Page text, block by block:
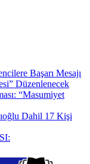
Başarı Mesajı
Düzenlenecek
“Masumiyet
Dahil 17 Kişi